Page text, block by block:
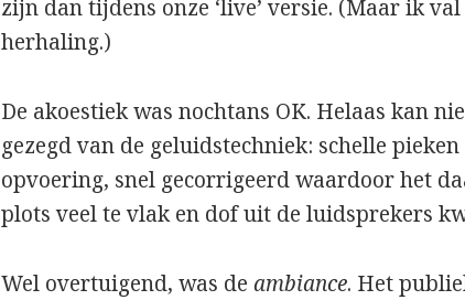
zijn dan tijdens onze ‘live’ versie. (Maar ik
herhaling.)
De akoestiek was nochtans OK. Helaas kan
gezegd van de geluidstechniek: schelle
opvoering, snel gecorrigeerd waardoor het
plots veel te vlak en dof uit de luidsprekers
Wel overtuigend, was deambiance. Het